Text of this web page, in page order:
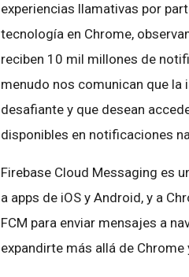
experiencias llamativas por
tecnología en Chrome,
reciben 10 mil millones de
menudo nos comunican que la
desafiante y que desean
disponibles en notificaciones
Firebase Cloud Messaging es
a apps de iOS y Android, y a
FCM para enviar mensajes a
expandirte más allá de